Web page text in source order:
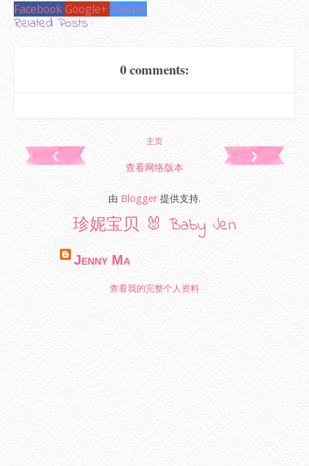
Facebook Google+ Twitter
Related Posts :
0 comments:
‹ ›
主页
查看网络版本
由 Blogger提供支持.
珍妮宝贝 🐰 Baby Jen
Jenny Ma
查看我的完整个人资料